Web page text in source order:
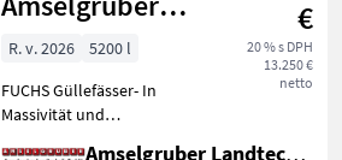
inzeráty
Edition
€
20 % s DPH
13.250 €
netto
R. v. 2026
5200 l
FUCHS Güllefässer- In
Massivität und
Amselgruber Landtechnik GmbH